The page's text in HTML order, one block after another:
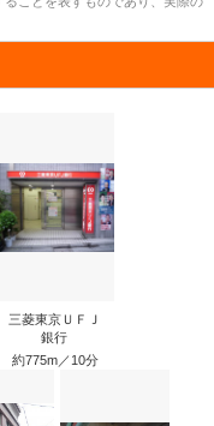
三菱東京ＵＦＪ
銀行
約775m／10分